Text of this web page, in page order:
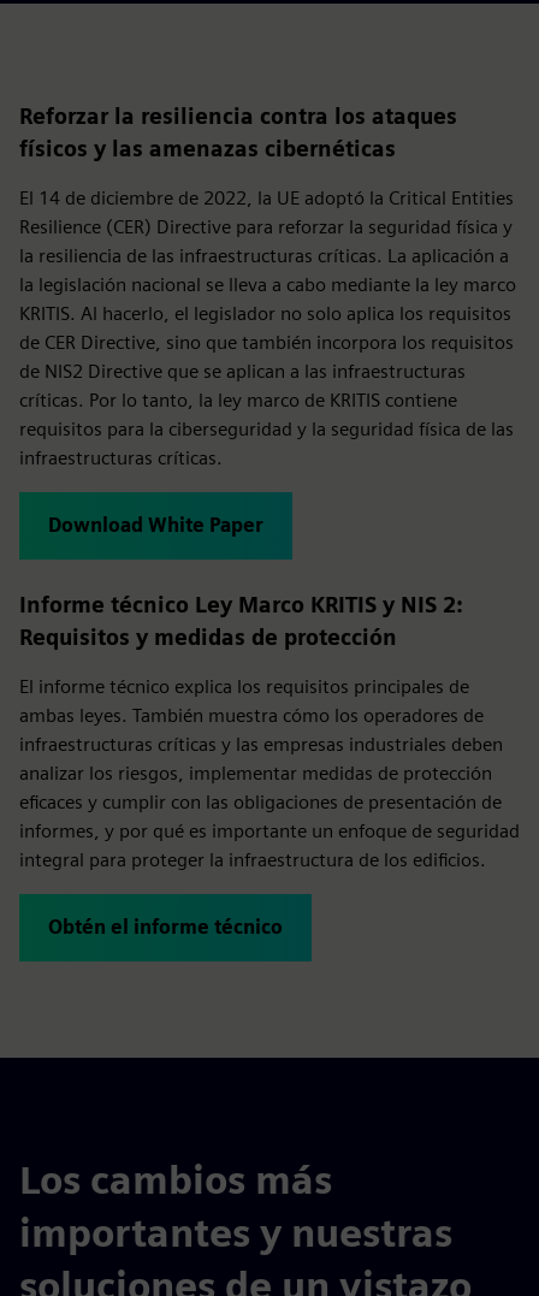
Reforzar la resiliencia contra los ataques
físicos y las amenazas cibernéticas
El 14 de diciembre de 2022, la UE adoptó la Critical Entities
Resilience (CER) Directive para reforzar la seguridad física y
la resiliencia de las infraestructuras críticas. La aplicación a
la legislación nacional se lleva a cabo mediante la ley marco
KRITIS. Al hacerlo, el legislador no solo aplica los requisitos
de CER Directive, sino que también incorpora los requisitos
de NIS2 Directive que se aplican a las infraestructuras
críticas. Por lo tanto, la ley marco de KRITIS contiene
requisitos para la ciberseguridad y la seguridad física de las
infraestructuras críticas.
Download White Paper
Informe técnico Ley Marco KRITIS y NIS 2:
Requisitos y medidas de protección
El informe técnico explica los requisitos principales de
ambas leyes. También muestra cómo los operadores de
infraestructuras críticas y las empresas industriales deben
analizar los riesgos, implementar medidas de protección
eficaces y cumplir con las obligaciones de presentación de
informes, y por qué es importante un enfoque de seguridad
integral para proteger la infraestructura de los edificios.
Obtén el informe técnico
Los cambios más
importantes y nuestras
soluciones de un vistazo